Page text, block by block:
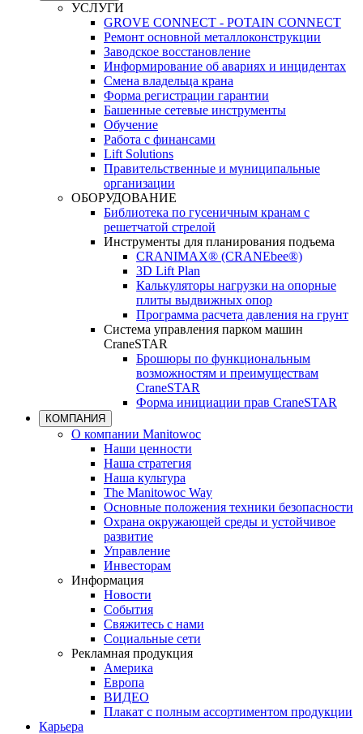
УСЛУГИ
GROVE CONNECT - POTAIN CONNECT
Ремонт основной металлоконструкции
Заводское восстановление
Информирование об авариях и инцидентах
Смена владельца крана
Форма регистрации гарантии
Башенные сетевые инструменты
Обучение
Работа с финансами
Lift Solutions
Правительственные и муниципальные
организации
ОБОРУДОВАНИЕ
Библиотека по гусеничным кранам с
решетчатой стрелой
Инструменты для планирования подъема
CRANIMAX® (CRANEbee®)
3D Lift Plan
Калькуляторы нагрузки на опорные
плиты выдвижных опор
Программа расчета давления на грунт
Система управления парком машин
CraneSTAR
Брошюры по функциональным
возможностям и преимуществам
CraneSTAR
Форма инициации прав CraneSTAR
КОМПАНИЯ
О компании Manitowoc
Наши ценности
Наша стратегия
Наша культура
The Manitowoc Way
Основные положения техники безопасности
Охрана окружающей среды и устойчивое
развитие
Управление
Инвесторам
Информация
Новости
События
Свяжитесь с нами
Социальные сети
Рекламная продукция
Америка
Европа
ВИДЕО
Плакат с полным ассортиментом продукции
Карьера